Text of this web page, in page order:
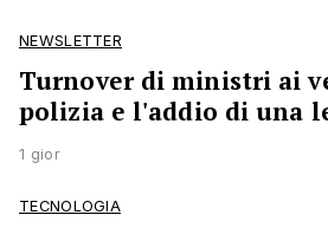
NEWSLETTER
Turnover di ministri ai
polizia e l'addio di una
1 gior
TECNOLOGIA